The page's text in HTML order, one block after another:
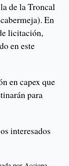
de la Troncal
En
licitación,
en este
en capex que
para
interesados